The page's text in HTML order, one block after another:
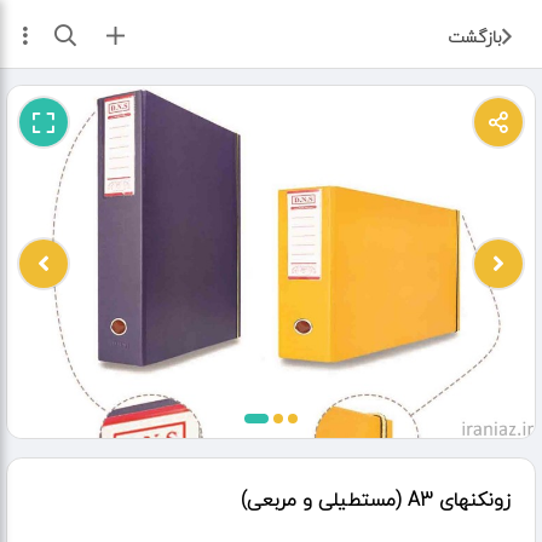
بازگشت ثبت آگهی
زونکنهای A3 (مستطیلی و مربعی)